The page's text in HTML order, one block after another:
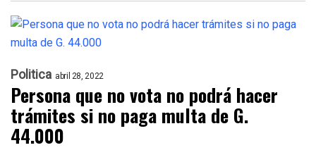
Politica abril 28, 2022
Persona que no vota no podrá hacer
trámites si no paga multa de G.
44.000